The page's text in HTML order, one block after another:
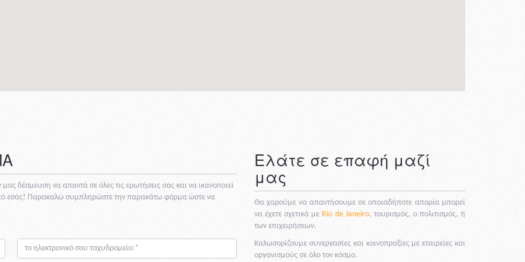
δέσμευση να απαντά σε όλες τις ερωτήσεις σας και να ικανοποιεί
εσάς! Παρακαλώ συμπληρώστε την παρακάτω φόρμα ώστε να
mail:
Ελάτε σε επαφή μαζί
μας
Θα χαρούμε να απαντήσουμε σε οποιαδήποτε απορία μπορεί
να έχετε σχετικά με Rio de Janeiro, τουρισμός, ο πολιτισμός, ή
των επιχειρήσεων.
Καλωσορίζουμε συνεργασίες και κοινοπραξίες με εταιρείες και
οργανισμούς σε όλο τον κόσμο.